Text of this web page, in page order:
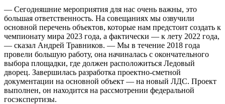
— Сегодняшние мероприятия для нас очень важны, это
большая ответственность. На совещаниях мы озвучили
основной перечень объектов, которые нам предстоит создать к
чемпионату мира 2023 года, а фактически — к лету 2022 года,
— сказал Андрей Травников. — Мы в течение 2018 года
провели большую работу, она начиналась с окончательного
выбора площадки, где должен расположиться Ледовый
дворец. Завершилась разработка проектно-сметной
документации на основной объект — на новый ЛДС. Проект
выполнен, он находится на рассмотрении федеральной
госэкспертизы.